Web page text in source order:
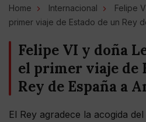
Home Internacional
Felipe
primer viaje de Estado de un Rey
Felipe VI y doña
el primer viaje de
Rey de España a
El Rey agradece la acogida